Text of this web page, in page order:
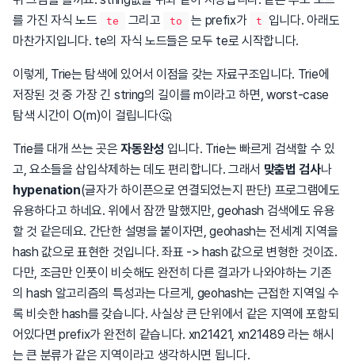
를 가진 자식 노드
te 그리고 to 는 prefix가 t
입니다. 아래도
마찬가지입니다. te의 자식 노드들은 모두 te로 시작합니다.
이렇게, Trie는 탐색에 있어서 이점을 갖는 자료구조입니다. Trie에
저장된 것 중 가장 긴 string의 길이를 m이라고 하면, worst-case
탐색 시간이 O(m)이 걸립니다🤔
Trie를 대개 쓰는 곳은자동완성 입니다. Trie는 빠르게 검색할 수 있
고, 요소들을 삽입삭제하는 데도 편리합니다. 그래서 맞춤법 검사나
hypenation(글자가 하이픈으로 연결되었는지 판단) 프로그램에도
유용하다고 하네요. 위에서 잠깐 말했지만, geohash 검색에도 유용
할 것 같은데요. 간단한 설명을 붙이자면, geohash는 전세계 지역을
hash 값으로 표현한 것입니다. 좌표 -> hash 값으로 변형한 것이죠.
다만, 조금만 인풋이 비슷해도 완전히 다른 결과가 나와야하는 기존
의 hash 알고리즘의 특성과는 다르게, geohash는 근접한 지역일 수
록 비슷한 hash를 갖습니다. 사실상 큰 단위에서 같은 지역에 포함되
어있다면 prefix가 완전히 같습니다. xn21421, xn21489 라는 해시
는 큰 분류가 같은 지역이라고 생각하시면 됩니다.